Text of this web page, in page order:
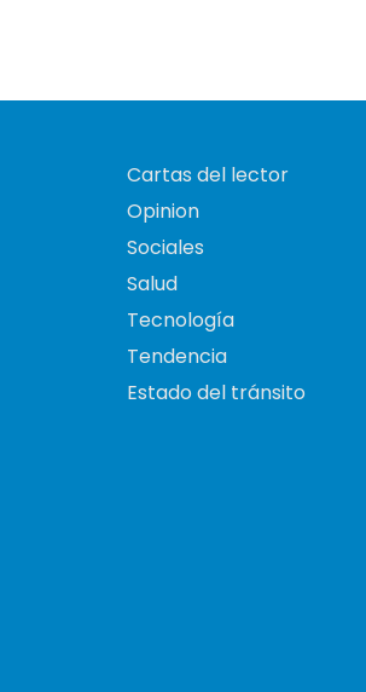
Cartas del lector
Opinion
Sociales
Salud
Tecnología
Tendencia
Estado del tránsito